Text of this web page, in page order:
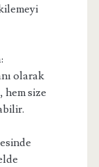
olarak
hem size